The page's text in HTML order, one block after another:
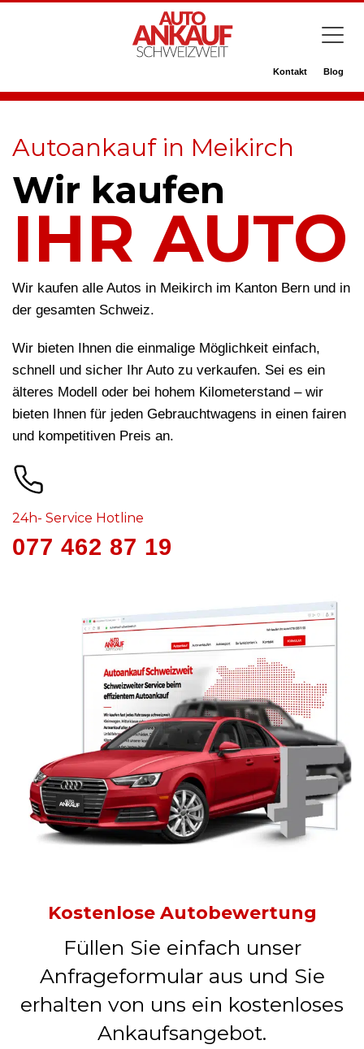
Kontakt Blog
Autoankauf in Meikirch
Wir kaufen
IHR AUTO
Wir kaufen alle Autos in Meikirch im Kanton Bern und in
der gesamten Schweiz.
Wir bieten Ihnen die einmalige Möglichkeit einfach,
schnell und sicher Ihr Auto zu verkaufen. Sei es ein
älteres Modell oder bei hohem Kilometerstand – wir
bieten Ihnen für jeden Gebrauchtwagens in einen fairen
und kompetitiven Preis an.
24h- Service Hotline
077 462 87 19
Kostenlose Autobewertung
Füllen Sie einfach unser
Anfrageformular aus und Sie
erhalten von uns ein kostenloses
Ankaufsangebot.